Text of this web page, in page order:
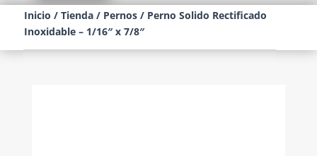
Inicio / Tienda/ Pernos/ Perno Solido Rectificado
Inoxidable – 1/16″ x 7/8″